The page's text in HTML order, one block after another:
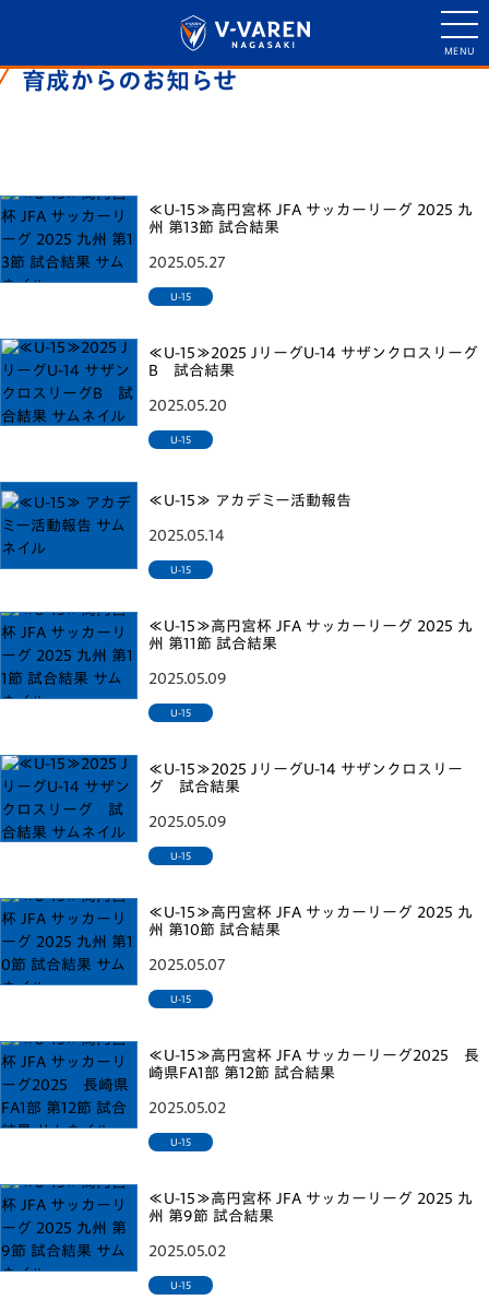
育成からのお知らせ
≪U-15≫高円宮杯 JFA サッカーリーグ 2025 九
州 第13節 試合結果
2025.05.27
U-15
≪U-15≫2025 JリーグU-14 サザンクロスリーグ
B 試合結果
2025.05.20
U-15
≪U-15≫ アカデミー活動報告
2025.05.14
U-15
≪U-15≫高円宮杯 JFA サッカーリーグ 2025 九
州 第11節 試合結果
2025.05.09
U-15
≪U-15≫2025 JリーグU-14 サザンクロスリー
グ 試合結果
2025.05.09
U-15
≪U-15≫高円宮杯 JFA サッカーリーグ 2025 九
州 第10節 試合結果
2025.05.07
U-15
≪U-15≫高円宮杯 JFA サッカーリーグ2025 長
崎県FA1部 第12節 試合結果
2025.05.02
U-15
≪U-15≫高円宮杯 JFA サッカーリーグ 2025 九
州 第9節 試合結果
2025.05.02
U-15